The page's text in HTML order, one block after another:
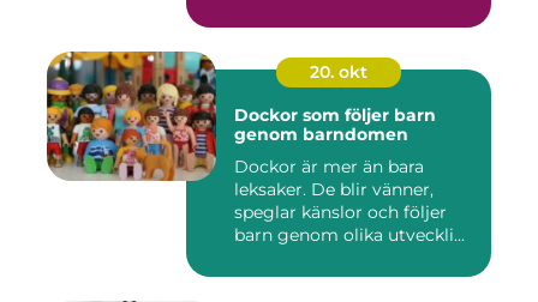
20. okt
Dockor som följer barn
genom barndomen
Dockor är mer än bara
leksaker. De blir vänner,
speglar känslor och följer
barn genom olika utveckli...